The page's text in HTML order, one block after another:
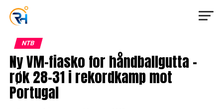
NTB
Ny VM-fiasko for håndballgutta –
røk 28-31 i rekordkamp mot
Portugal